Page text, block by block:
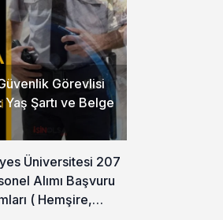
Görevlisi
Yaş Şartı ve Belge
Üniversitesi 207
Alımı Başvuru
( Hemşire,